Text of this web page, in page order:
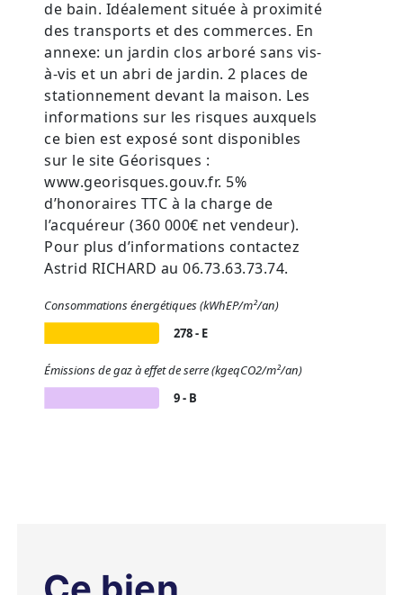
de bain. Idéalement située à proximité
des transports et des commerces. En
annexe: un jardin clos arboré sans vis-
à-vis et un abri de jardin. 2 places de
stationnement devant la maison. Les
informations sur les risques auxquels
ce bien est exposé sont disponibles
sur le site Géorisques :
www.georisques.gouv.fr. 5%
d’honoraires TTC à la charge de
l’acquéreur (360 000€ net vendeur).
Pour plus d’informations contactez
Astrid RICHARD au 06.73.63.73.74.
Consommations énergétiques (kWhEP/m²/an)
278 - E
Émissions de gaz à effet de serre (kgeqCO2/m²/an)
9 - B